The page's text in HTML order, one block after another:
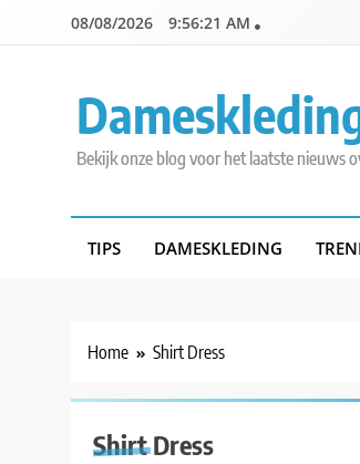
08/08/2026 9:56:21 AM
Bekijk onze blog voor het laatste nieuws
TIPS DAMESKLEDING
Home Shirt Dress
Shirt Dress